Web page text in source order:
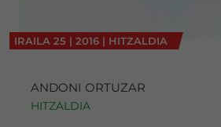
IRAILA 25 | 2016 | HITZALDIA
ANDONI ORTUZAR
HITZALDIA